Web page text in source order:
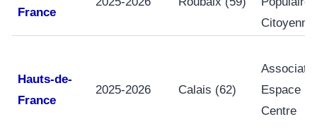
France
Citoyenne
Hauts-de-
France
2025-2026 Calais (62)
Espace
Centre